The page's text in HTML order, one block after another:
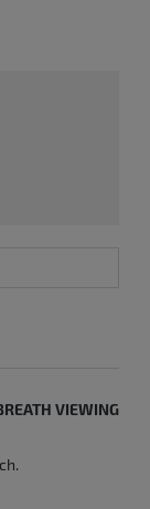
płatności
VIEWING